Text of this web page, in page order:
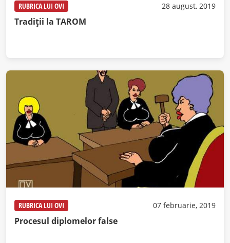
RUBRICA LUI OVI 28 august, 2019
Tradiții la TAROM
RUBRICA LUI OVI 07 februarie, 2019
Procesul diplomelor false